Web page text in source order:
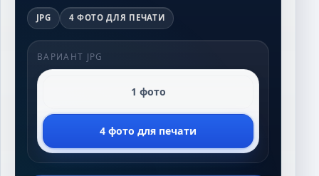
JPG 4 ФОТО ДЛЯ ПЕЧАТИ
ВАРИАНТ JPG
1 фото
4 фото для печати